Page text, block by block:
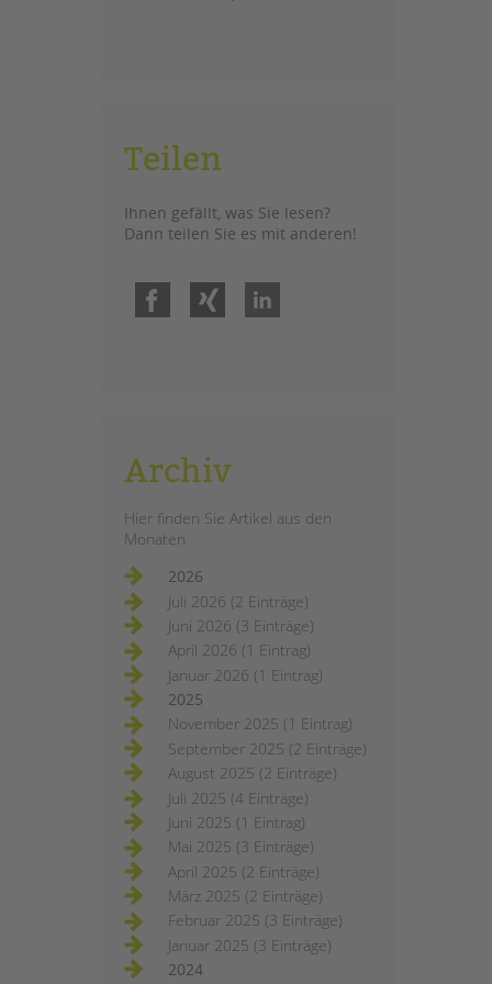
Teilen
Ihnen gefällt, was Sie lesen?
Dann teilen Sie es mit anderen!
Facebook
Archiv
Hier finden Sie Artikel aus den
Monaten
2026
Juli 2026 (2 Einträge)
Juni 2026 (3 Einträge)
April 2026 (1 Eintrag)
Januar 2026 (1 Eintrag)
2025
November 2025 (1 Eintrag)
September 2025 (2 Einträge)
August 2025 (2 Einträge)
Juli 2025 (4 Einträge)
Juni 2025 (1 Eintrag)
Mai 2025 (3 Einträge)
April 2025 (2 Einträge)
März 2025 (2 Einträge)
Februar 2025 (3 Einträge)
Januar 2025 (3 Einträge)
2024